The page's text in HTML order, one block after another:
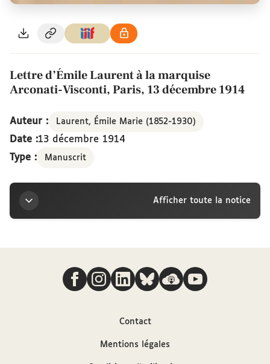
Lettre d’Émile Laurent à la marquise
Arconati-Visconti, Paris, 13 décembre 1914
Auteur : Laurent, Émile Marie (1852-1930)
Date :13 décembre 1914
Type :
Manuscrit
Afficher toute la notice
Titre
Lettre d’Émile Laurent à la marquise Arconati-
Visconti, Paris, 13 décembre 1914
Laurent, Émile Marie (1852-1930)
Nous suivre
Contact
Mentions légales